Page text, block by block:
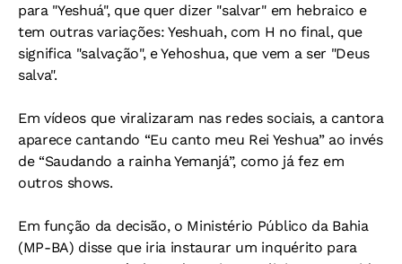
para "Yeshuá", que quer dizer "salvar" em hebraico e
tem outras variações: Yeshuah, com H no final, que
significa "salvação", e Yehoshua, que vem a ser "Deus
salva".
Em vídeos que viralizaram nas redes sociais, a cantora
aparece cantando “Eu canto meu Rei Yeshua” ao invés
de “Saudando a rainha Yemanjá”, como já fez em
outros shows.
Em função da decisão, o Ministério Público da Bahia
(MP-BA) disse que iria instaurar um inquérito para